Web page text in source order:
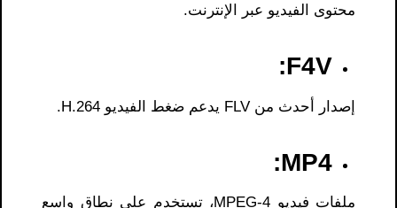
محتوى الفيديو عبر الإنترنت.
F4V:
إصدار أحدث من FLV يدعم ضغط الفيديو H.264.
MP4:
ملفات فيديو MPEG-4، تستخدم على نطاق واسع